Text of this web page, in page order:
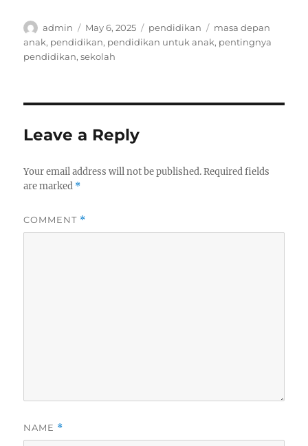
Author
admin
Posted
on
May 6, 2025 Categories
pendidikan Tags
masa depan
anak, pendidikan, pendidikan untuk anak, pentingnya
pendidikan,sekolah
Leave a Reply
Your email address will not be published. Required fields
are marked *
COMMENT *
NAME *